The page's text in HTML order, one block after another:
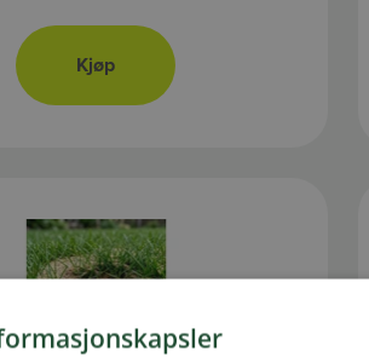
Toppdressing